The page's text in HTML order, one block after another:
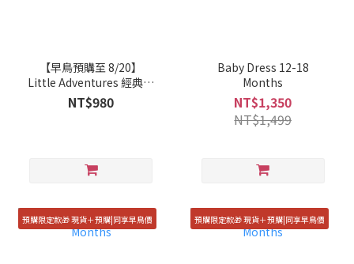
【早鳥預購至 8/20】
Little Adventures 經典造
型帽子 - 太空帽
NT$980
Baby Dress 12-18
Months
NT$1,350
NT$1,499
預購限定款🎁 現貨＋預購|同享早鳥價 預購限定款🎁 現貨＋預購|同享早鳥價